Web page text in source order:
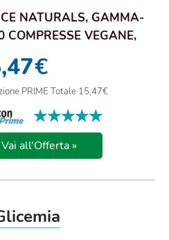
NATURALS, GAMMA-
COMPRESSE VEGANE,
€
PRIME Totale 15,47€
★★★★★
★★★★★
Vai all'Offerta »